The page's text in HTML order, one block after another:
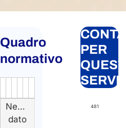
Quadro
normativo
Nessun
dato
PER
481